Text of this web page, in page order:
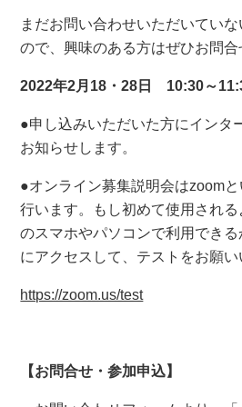
まだお問い合わせいただいてい
ので、興味のある方はぜひお問合
2022年2月18・28日 10:30～
●申し込みいただいた方にインタ
お知らせします。
●オンライン募集説明会はzoom
行います。もし初めて使用され
のスマホやパソコンで利用でき
にアクセスして、テストをお願い
https://zoom.us/test
【お問合せ・参加申込】